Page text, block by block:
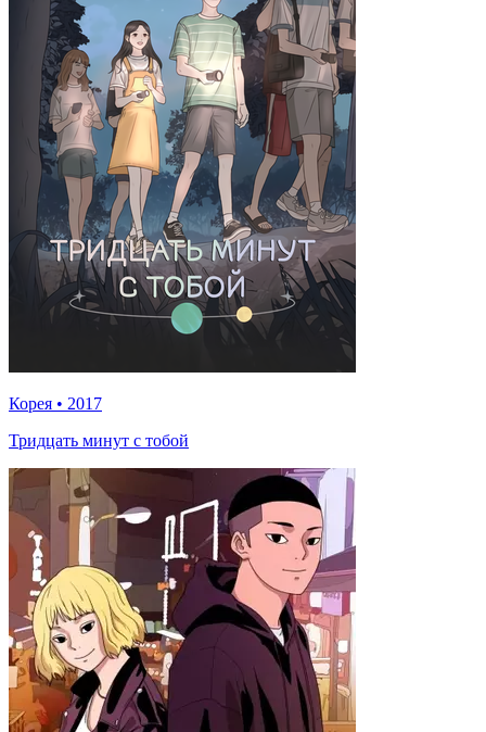
Корея • 2017
Тридцать минут с тобой